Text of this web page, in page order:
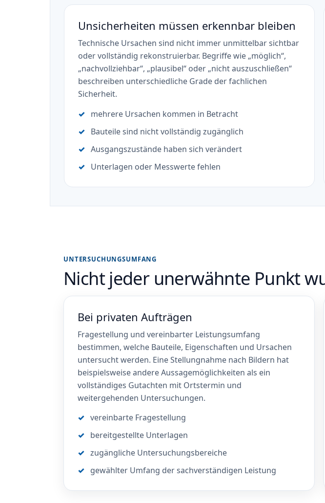
Unsicherheiten müssen erkennbar bleiben
Technische Ursachen sind nicht immer unmittelbar sichtbar
oder vollständig rekonstruierbar. Begriffe wie „möglich“,
„nachvollziehbar“, „plausibel“ oder „nicht auszuschließen“
beschreiben unterschiedliche Grade der fachlichen
Sicherheit.
mehrere Ursachen kommen in Betracht
Bauteile sind nicht vollständig zugänglich
Ausgangszustände haben sich verändert
Unterlagen oder Messwerte fehlen
UNTERSUCHUNGSUMFANG
Nicht jeder unerwähnte Punkt
Bei privaten Aufträgen
Fragestellung und vereinbarter Leistungsumfang
bestimmen, welche Bauteile, Eigenschaften und Ursachen
untersucht werden. Eine Stellungnahme nach Bildern hat
beispielsweise andere Aussagemöglichkeiten als ein
vollständiges Gutachten mit Ortstermin und
weitergehenden Untersuchungen.
vereinbarte Fragestellung
bereitgestellte Unterlagen
zugängliche Untersuchungsbereiche
gewählter Umfang der sachverständigen Leistung